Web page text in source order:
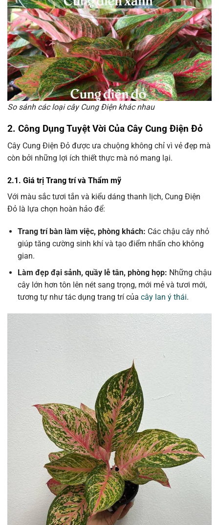
So sánh các loại cây Cung Điện khác nhau
2. Công Dụng Tuyệt Vời Của Cây Cung Điện Đỏ
Cây Cung Điện Đỏ được ưa chuộng không chỉ vì vẻ đẹp mà
còn bởi những lợi ích thiết thực mà nó mang lại.
2.1. Giá trị Trang trí và Thẩm mỹ
Với màu sắc tươi tắn và kiểu dáng thanh lịch, Cung Điện
Đỏ là lựa chọn hoàn hảo để:
Trang trí bàn làm việc, phòng khách: Các chậu cây nhỏ
giúp tăng cường sinh khí và tạo điểm nhấn cho không
gian.
Làm đẹp đại sảnh, quầy lễ tân, phòng họp: Những chậu
cây lớn hơn tôn lên nét sang trọng, mới mẻ và tươi mới,
tương tự như tác dụng trang trí của cây lan ý thái.